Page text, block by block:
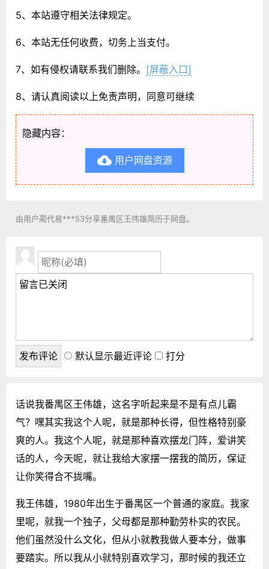
5、本站遵守相关法律规定。
6、本站无任何收费，切务上当支付。
7、如有侵权请联系我们删除。 [屏蔽入口]
8、请认真阅读以上免责声明，同意可继续
隐藏内容：
用户网盘资源
由用户蔺代易***53分享番禺区王伟雄简历于网盘。
默认显示最近评论 打分
话说我番禺区王伟雄，这名字听起来是不是有点儿霸
气？嘿其实我这个人呢，就是那种长得，但性格特别豪
爽的人。我这个人呢，就是那种喜欢摆龙门阵，爱讲笑
话的人，今天呢，就让我给大家摆一摆我的简历，保证
让你笑得合不拢嘴。
我王伟雄，1980年出生于番禺区一个普通的家庭。我家
里呢，就我一个独子，父母都是那种勤劳朴实的农民。
他们虽然没什么文化，但从小就教我做人要本分，做事
要踏实。所以我从小就特别喜欢学习，那时候的我还立